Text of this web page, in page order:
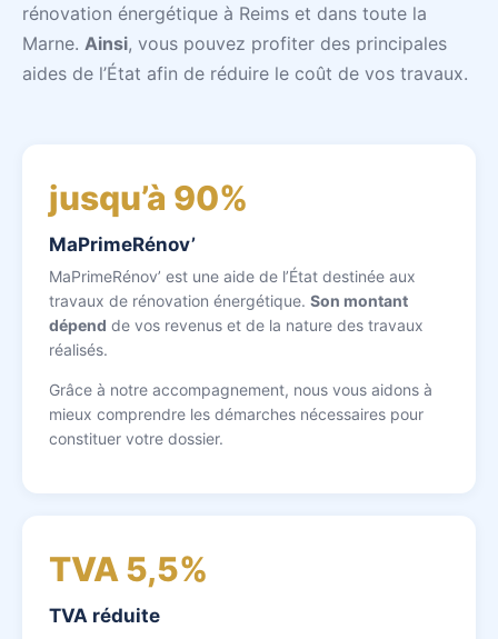
rénovation énergétique à Reims et dans toute la
Marne. Ainsi, vous pouvez profiter des principales
aides de l’État afin de réduire le coût de vos travaux.
jusqu’à 90%
MaPrimeRénov’
MaPrimeRénov’ est une aide de l’État destinée aux
travaux de rénovation énergétique. Son montant
dépend de vos revenus et de la nature des travaux
réalisés.
Grâce à notre accompagnement, nous vous aidons à
mieux comprendre les démarches nécessaires pour
constituer votre dossier.
TVA 5,5%
TVA réduite